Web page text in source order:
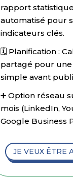
rapport
automatisé pour
indicateurs clés.
🗓️ Planification :
partagé pour une
simple avant
➕ Option réseau
mois (LinkedIn,
Google Business
JE VEUX ÊTRE